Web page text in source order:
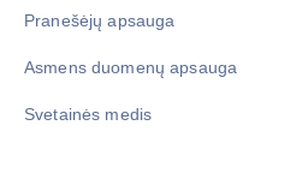
Pranešėjų apsauga
Asmens duomenų apsauga
Svetainės medis